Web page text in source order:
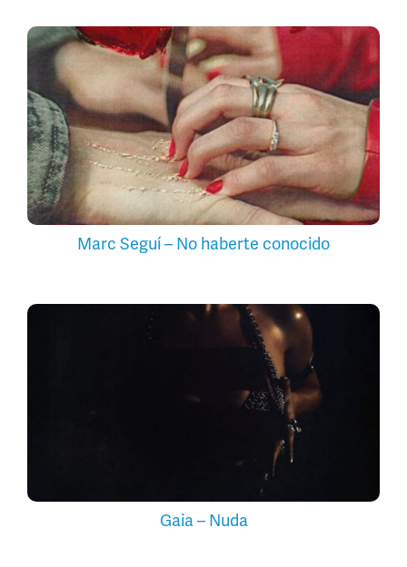
Marc Seguí – No haberte conocido
Gaia – Nuda